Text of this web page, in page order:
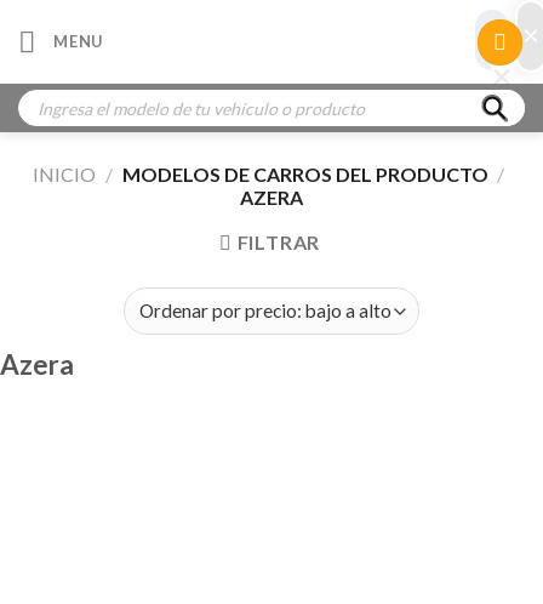
MENU
Búsqueda
de
productos
INICIO / MODELOS DE CARROS DEL PRODUCTO /
AZERA
FILTRAR
Azera
×
×
×
×